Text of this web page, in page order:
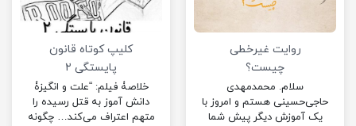
روایت غیرخطی
چیست؟
سلام. محمدمهدی
حاجی‌حسینی هستم و امروز با
یک آموزش دیگر پیش شما
کلیپ کوتاه قانون
پایستگی ۲
خلاصۀ فیلم: “علت و انگیزۀ
دانش آموز به قتل رسیده را
متهم اعتراف می‌کند… چگونه